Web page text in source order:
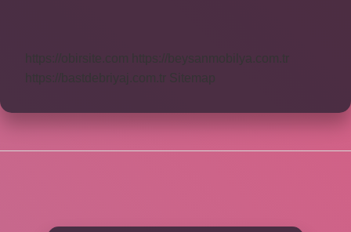
https://obirsite.com
https://beysanmobilya.com.tr
https://bastdebriyaj.com.tr Sitemap